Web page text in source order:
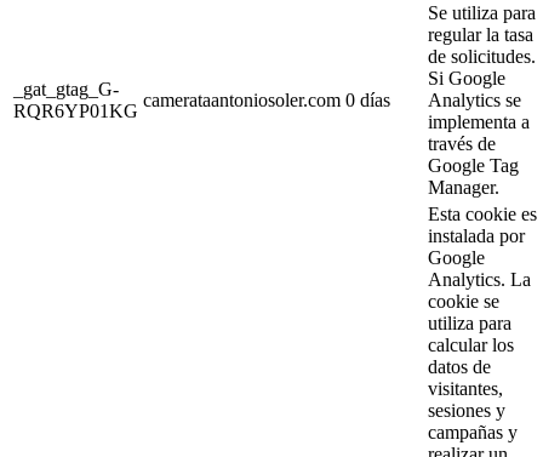
_gat_gtag_G-
RQR6YP01KG
camerataantoniosoler.com 0 días
Se utiliza para
regular la tasa
de solicitudes.
Si Google
Analytics se
implementa a
través de
Google Tag
Manager.
Esta cookie es
instalada por
Google
Analytics. La
cookie se
utiliza para
calcular los
datos de
visitantes,
sesiones y
campañas y